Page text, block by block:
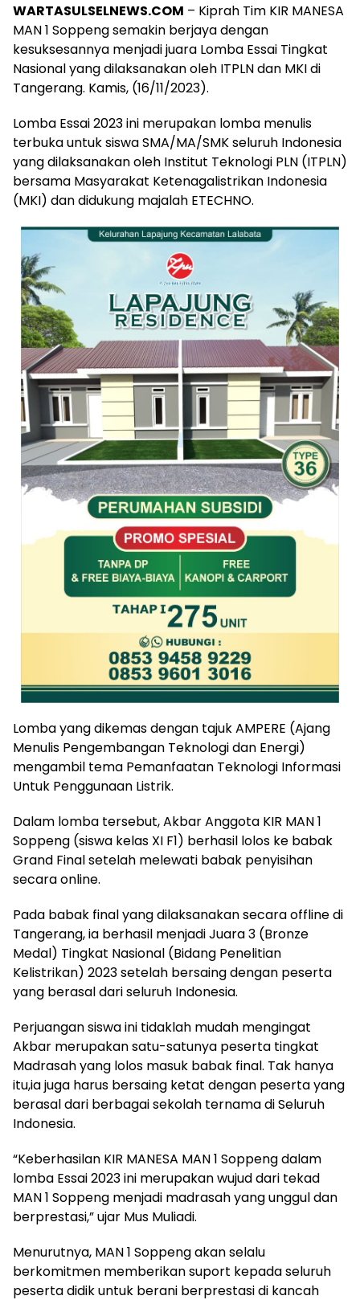
WARTASULSELNEWS.COM – Kiprah Tim KIR MANESA
MAN 1 Soppeng semakin berjaya dengan
kesuksesannya menjadi juara Lomba Essai Tingkat
Nasional yang dilaksanakan oleh ITPLN dan MKI di
Tangerang. Kamis, (16/11/2023).
Lomba Essai 2023 ini merupakan lomba menulis
terbuka untuk siswa SMA/MA/SMK seluruh Indonesia
yang dilaksanakan oleh Institut Teknologi PLN (ITPLN)
bersama Masyarakat Ketenagalistrikan Indonesia
(MKI) dan didukung majalah ETECHNO.
Lomba yang dikemas dengan tajuk AMPERE (Ajang
Menulis Pengembangan Teknologi dan Energi)
mengambil tema Pemanfaatan Teknologi Informasi
Untuk Penggunaan Listrik.
Dalam lomba tersebut, Akbar Anggota KIR MAN 1
Soppeng (siswa kelas XI F1) berhasil lolos ke babak
Grand Final setelah melewati babak penyisihan
secara online.
Pada babak final yang dilaksanakan secara offline di
Tangerang, ia berhasil menjadi Juara 3 (Bronze
Medal) Tingkat Nasional (Bidang Penelitian
Kelistrikan) 2023 setelah bersaing dengan peserta
yang berasal dari seluruh Indonesia.
Perjuangan siswa ini tidaklah mudah mengingat
Akbar merupakan satu-satunya peserta tingkat
Madrasah yang lolos masuk babak final. Tak hanya
itu,ia juga harus bersaing ketat dengan peserta yang
berasal dari berbagai sekolah ternama di Seluruh
Indonesia.
“Keberhasilan KIR MANESA MAN 1 Soppeng dalam
lomba Essai 2023 ini merupakan wujud dari tekad
MAN 1 Soppeng menjadi madrasah yang unggul dan
berprestasi,” ujar Mus Muliadi.
Menurutnya, MAN 1 Soppeng akan selalu
berkomitmen memberikan suport kepada seluruh
peserta didik untuk berani berprestasi di kancah